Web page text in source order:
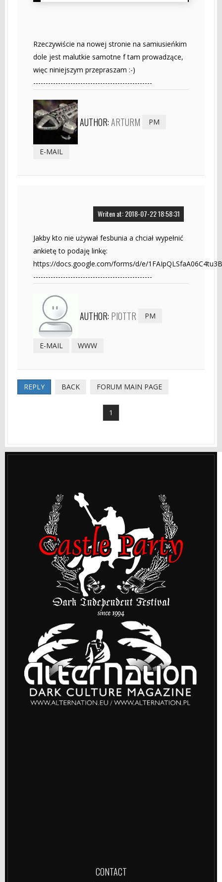
Rzeczywiście na nowej stronie na samiusieńkim
dole jest malutkie samotne f tam prowadzące,
więc niniejszym przepraszam :-)
------------------------------------------------
AUTHOR:ARTURM PM
E-MAIL
Writen at: 2018-07-22 18:58:31
Jakby kto nie używał fesbunia a chciał wypełnić
ankietę to podaję linkę:
https://docs.google.com/forms/d/e/
------------------------------------------------
AUTHOR: PIOTTR PM
E-MAIL WWW
REPLY BACK FORUM MAIN PAGE
1
CONTACT